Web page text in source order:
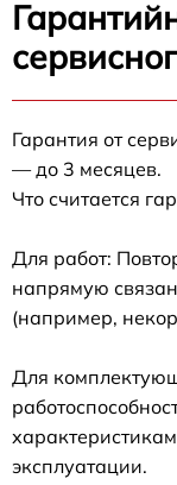
Гарантия от
— до 3 месяцев.
Что считается
Для работ:
напрямую
(например,
Для
эксплуатации.